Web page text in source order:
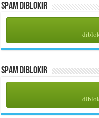
Spam Diblokir
Spam Diblokir